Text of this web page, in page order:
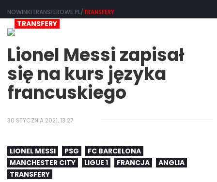
NOWINKITRANSFEROWE.PL/TRANSFERY
TRANSFERY
Lionel Messi zapisał
się na kurs języka
francuskiego
30 STYCZNIA 2021, 13:27
LIONEL MESSI PSG
FC BARCELONA
MANCHESTER CITY
LIGUE 1 FRANCJA
ANGLIA
TRANSFERY